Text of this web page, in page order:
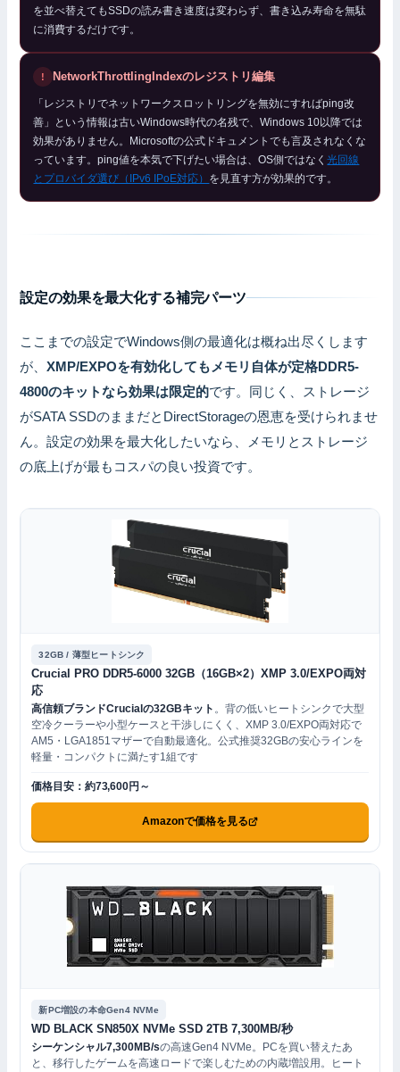
を並べ替えてもSSDの読み書き速度は変わらず、書き込み寿命を無駄
に消費するだけです。
NetworkThrottlingIndexのレジストリ編集
「レジストリでネットワークスロットリングを無効にすればping改
善」という情報は古いWindows時代の名残で、Windows 10以降では
効果がありません。Microsoftの公式ドキュメントでも言及されなくな
っています。ping値を本気で下げたい場合は、OS側ではなく光回線
とプロバイダ選び（IPv6 IPoE対応） を見直す方が効果的です。
設定の効果を最大化する補完パーツ
ここまでの設定でWindows側の最適化は概ね出尽くします
が、XMP/EXPOを有効化してもメモリ自体が定格DDR5-
4800のキットなら効果は限定的です。同じく、ストレージ
がSATA SSDのままだとDirectStorageの恩恵を受けられませ
ん。設定の効果を最大化したいなら、メモリとストレージ
の底上げが最もコスパの良い投資です。
32GB / 薄型ヒートシンク
Crucial PRO DDR5-6000 32GB（16GB×2）XMP 3.0/EXPO両対
応
高信頼ブランドCrucialの32GBキット 。背の低いヒートシンクで大型
空冷クーラーや小型ケースと干渉しにくく、XMP 3.0/EXPO両対応で
AM5・LGA1851マザーで自動最適化。公式推奨32GBの安心ラインを
軽量・コンパクトに満たす1組です
価格目安：約73,600円～
Amazonで価格を見る
新PC増設の本命Gen4 NVMe
WD BLACK SN850X NVMe SSD 2TB 7,300MB/秒
シーケンシャル7,300MB/sの高速Gen4 NVMe。PCを買い替えたあ
と、移行したゲームを高速ロードで楽しむための内蔵増設用。ヒート